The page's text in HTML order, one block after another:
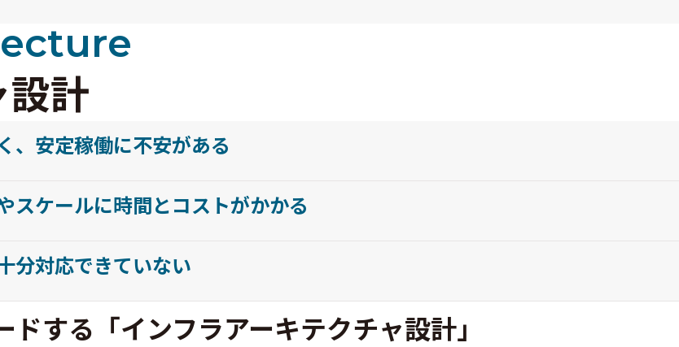
計
、安定稼働に不安がある
スケールに時間とコストがかかる
分対応できていない
する「インフラアーキテクチャ設計」